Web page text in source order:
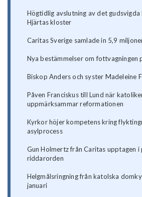
Högtidlig avslutning av det gudsvigda
Hjärtas kloster
Caritas Sverige samlade in 5,9
Nya bestämmelser om fottvagningen
Biskop Anders och syster Madeleine
Påven Franciskus till Lund när
uppmärksammar reformationen
Kyrkor höjer kompetens kring
asylprocess
Gun Holmertz från Caritas upptagen i
riddarorden
Helgmålsringning från katolska
januari